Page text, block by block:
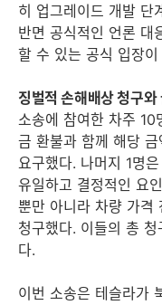
히 업그레이드 개발 단
반면 공식적인 언론 대
할 수 있는 공식 입장
징벌적 손해배상 청구
소송에 참여한 차주 10
금 환불과 함께 해당
요구했다. 나머지 1명
유일하고 결정적인 요
뿐만 아니라 차량 가격
청구했다. 이들의 총
다.
이번 소송은 테슬라가